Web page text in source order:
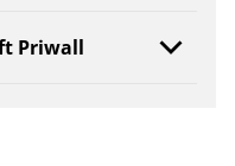
Priwall